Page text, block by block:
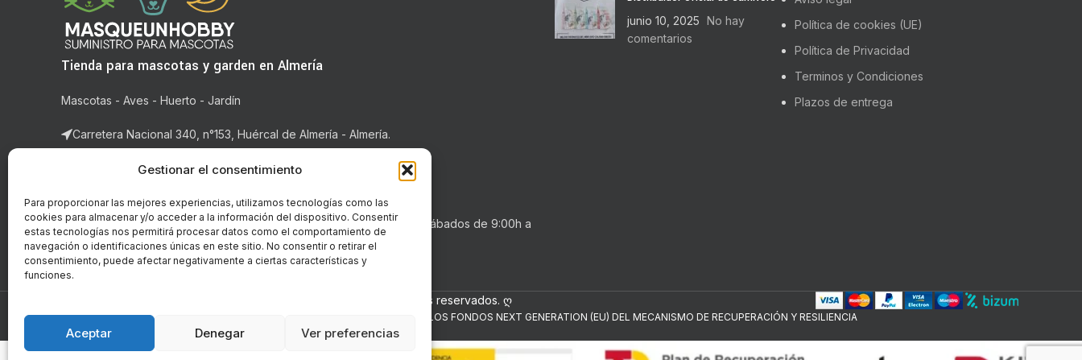
Gestionar el consentimiento
Para proporcionar las mejores experiencias, utilizamos tecnologías como las
cookies para almacenar y/o acceder a la información del dispositivo. Consentir
estas tecnologías nos permitirá procesar datos como el comportamiento de
navegación o identificaciones únicas en este sitio. No consentir o retirar el
consentimiento, puede afectar negativamente a ciertas características y
funciones.
Aceptar Denegar Ver preferencias
Tienda para mascotas y garden en Almería
Mascotas - Aves - Huerto - Jardín
Carretera Nacional 340, n°153, Huércal de Almería - Almería.
Correo: ventas@masqueunhobby.com
Horario: de lunes a viernes de 9:00h. a 14h y de 16:30h a 20:30h . Sábados de 9:00h a
14:00h.
junio 10, 2025 No hay
comentarios
Política de cookies (UE)
Política de Privacidad
Terminos y Condiciones
Plazos de entrega
© Copyright - 2018-2026 masqueunhobby.com. - Todos los derechos reservados. ღ
PROGRAMA KIT DIGITAL FINANCIADO POR LOS FONDOS NEXT GENERATION (EU) DEL MECANISMO DE RECUPERACIÓN Y RESILIENCIA